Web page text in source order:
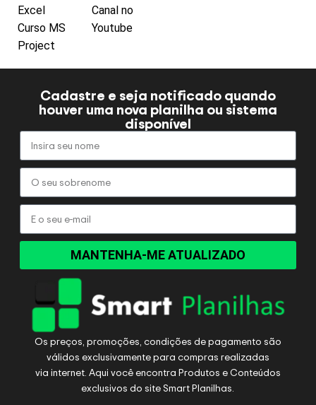
Excel
Curso MS
Project
Canal no
Youtube
Cadastre e seja notificado quando
houver uma nova planilha ou sistema
disponível
MANTENHA-ME ATUALIZADO
Os preços, promoções, condições de pagamento são
válidos exclusivamente para compras realizadas
via internet. Aqui você encontra Produtos e Conteúdos
exclusivos do site Smart Planilhas.